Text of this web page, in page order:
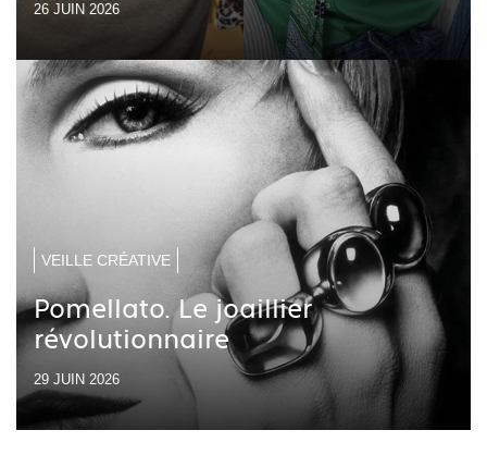
26 JUIN 2026
VEILLE CRÉATIVE
Pomellato. Le joaillier
révolutionnaire
29 JUIN 2026